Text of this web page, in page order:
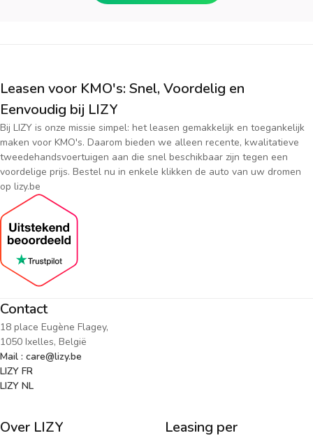
Leasen voor KMO's: Snel, Voordelig en
Eenvoudig bij LIZY
Bij LIZY is onze missie simpel: het leasen gemakkelijk en toegankelijk
maken voor KMO's. Daarom bieden we alleen recente, kwalitatieve
tweedehandsvoertuigen aan die snel beschikbaar zijn tegen een
voordelige prijs. Bestel nu in enkele klikken de auto van uw dromen
op lizy.be
Contact
18 place Eugène Flagey,
1050 Ixelles, België
Mail : care@lizy.be
LIZY FR
LIZY NL
Over LIZY
Leasing per